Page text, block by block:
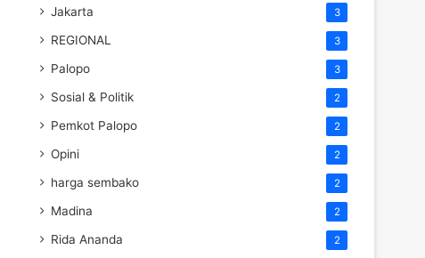
Jakarta 3
REGIONAL 3
Palopo 3
Sosial & Politik 2
Pemkot Palopo 2
Opini 2
harga sembako 2
Madina 2
Rida Ananda 2